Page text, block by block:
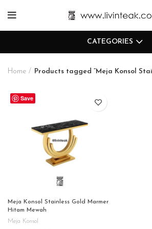
CATEGORIES
Home Products tagged “Meja Konsol
Save
Meja Konsol Stainless Gold Marmer
Hitam Mewah
Meja Konsol